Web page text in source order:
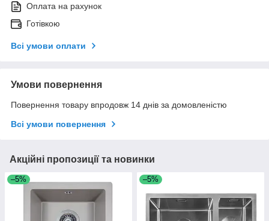
Оплата на рахунок
Готівкою
Всі умови оплати
Умови повернення
Повернення товару впродовж 14 днів за домовленістю
Всі умови повернення
Акційні пропозиції та новинки
–5% –5%